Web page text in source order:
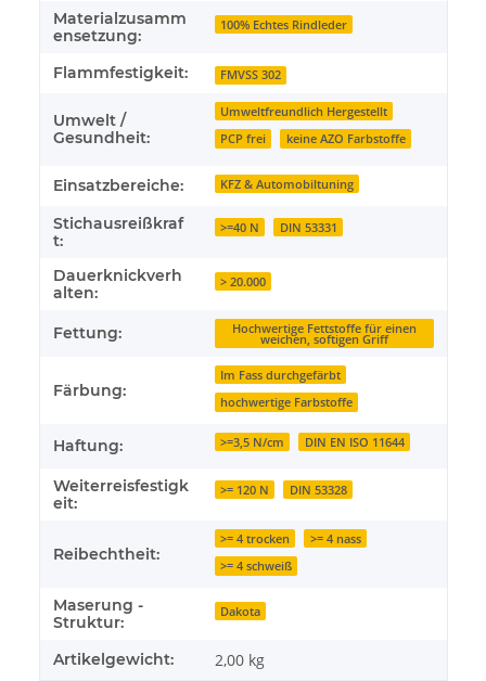
Materialzusamm
ensetzung:
100% Echtes Rindleder
Flammfestigkeit: FMVSS 302
Umwelt /
Gesundheit:
Umweltfreundlich Hergestellt
PCP frei
keine AZO Farbstoffe
Einsatzbereiche: KFZ & Automobiltuning
Stichausreißkraf
t:
>=40 N DIN 53331
Dauerknickverh
alten:
> 20.000
Fettung: Hochwertige Fettstoffe für einen
weichen, softigen Griff
Färbung:
Im Fass durchgefärbt
hochwertige Farbstoffe
Haftung: >=3,5 N/cm DIN EN ISO 11644
Weiterreisfestigk
eit:
>= 120 N DIN 53328
Reibechtheit:
>= 4 trocken
>= 4 nass
>= 4 schweiß
Maserung -
Struktur:
Dakota
Artikelgewicht: 2,00 kg